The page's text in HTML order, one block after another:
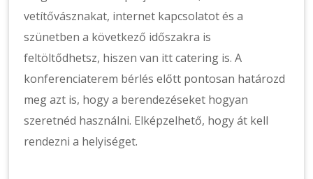
vetítővásznakat, internet kapcsolatot és a
szünetben a következő időszakra is
feltöltődhetsz, hiszen van itt catering is. A
konferenciaterem bérlés előtt pontosan határozd
meg azt is, hogy a berendezéseket hogyan
szeretnéd használni. Elképzelhető, hogy át kell
rendezni a helyiséget.